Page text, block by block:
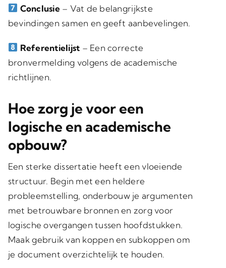
Conclusie – Vat de belangrijkste
bevindingen samen en geeft aanbevelingen.
Referentielijst – Een correcte
bronvermelding volgens de academische
richtlijnen.
Hoe zorg je voor een
logische en academische
opbouw?
Een sterke dissertatie heeft een vloeiende
structuur. Begin met een heldere
probleemstelling, onderbouw je argumenten
met betrouwbare bronnen en zorg voor
logische overgangen tussen hoofdstukken.
Maak gebruik van koppen en subkoppen om
je document overzichtelijk te houden.